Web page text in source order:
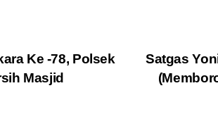
Satgas
Ke -78, Polsek
Masjid